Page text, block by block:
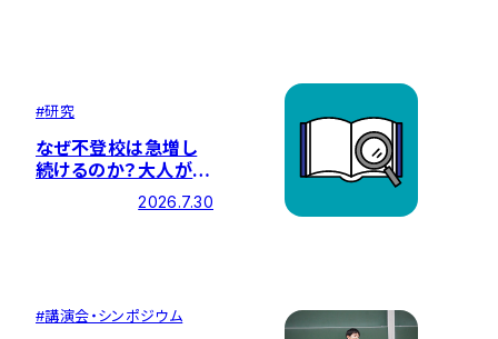
#研究
なぜ不登校は急増し
続けるのか？大人が見
直すべき「学習観」と子
どもの自己受容感を
2026.7.30
#講演会・シンポジウム